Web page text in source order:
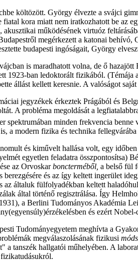
költözött. György élvezte a svájci
fiatal kora miatt nem iratkozhatott be az
akusztikai működésének virtuóz
megérkezett a katonai
budapesti ingóságait, György
is maradhatott volna, de ő hazajött
1923-ban ledoktorált fizikából.
állást kellett keresnie. A valóságot
jegyzékek érkeztek Prágából és
A probléma megoldását a
spektrumában minden frekvencia benne
a modern fizika és technika
és kiművelt hallása volt, egy
egyetlen feladatra összpontosítsa)
az Orvoskarboncterméből, a belső fül
berezgésére és az így keltett ingerület
az általuk fülfolyadékban keltett
által történő regisztrálása. Így
a Berlini Tudományos Akadémia
és ezért
Tudományegyetem meghívta a
megválaszolásának fizikusi
a tanszék hallgatói műhelyében. A